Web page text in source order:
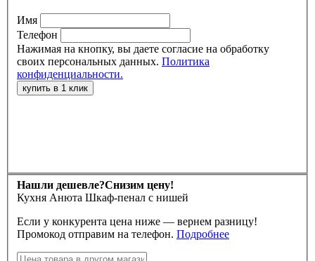
Имя
Телефон
Нажимая на кнопку, вы даете согласие на обработку
своих персональных данных. Политика
конфиденциальности.
Нашли дешевле?Снизим цену!
Кухня Анюта Шкаф-пенал с нишей
Если у конкурента цена ниже — вернем разницу!
Промокод отправим на телефон. Подробнее